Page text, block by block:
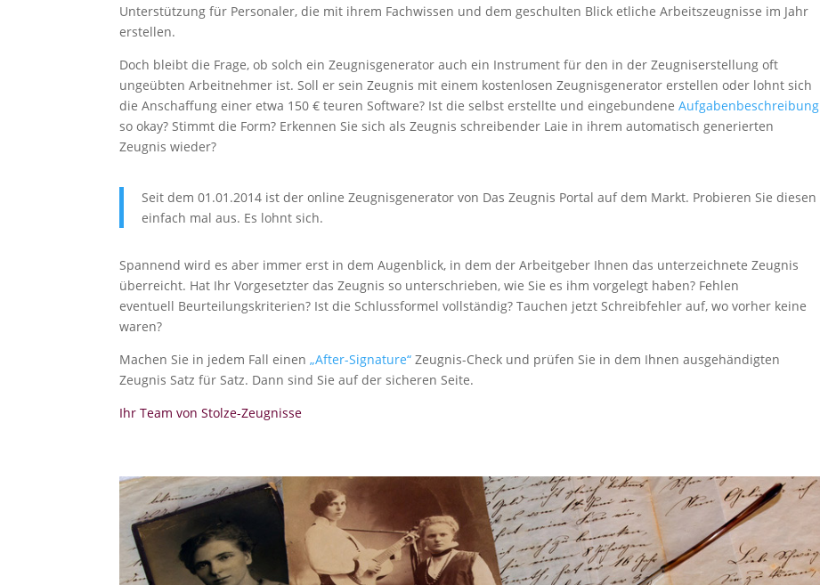
Unterstützung für Personaler, die mit ihrem Fachwissen und dem geschulten Blick etliche Arbeitszeugnisse im Jahr
erstellen.
Doch bleibt die Frage, ob solch ein Zeugnisgenerator auch ein Instrument für den in der Zeugniserstellung oft
ungeübten Arbeitnehmer ist. Soll er sein Zeugnis mit einem kostenlosen Zeugnisgenerator erstellen oder lohnt sich
die Anschaffung einer etwa 150 € teuren Software? Ist die selbst erstellte und eingebundeneAufgabenbeschreibung
so okay? Stimmt die Form? Erkennen Sie sich als Zeugnis schreibender Laie in ihrem automatisch generierten
Zeugnis wieder?
Seit dem 01.01.2014 ist der online Zeugnisgenerator von Das Zeugnis Portal auf dem Markt. Probieren Sie diesen
einfach mal aus. Es lohnt sich.
Spannend wird es aber immer erst in dem Augenblick, in dem der Arbeitgeber Ihnen das unterzeichnete Zeugnis
überreicht. Hat Ihr Vorgesetzter das Zeugnis so unterschrieben, wie Sie es ihm vorgelegt haben? Fehlen
eventuell Beurteilungskriterien? Ist die Schlussformel vollständig? Tauchen jetzt Schreibfehler auf, wo vorher keine
waren?
Machen Sie in jedem Fall einen„After-Signature“ Zeugnis-Check und prüfen Sie in dem Ihnen ausgehändigten
Zeugnis Satz für Satz. Dann sind Sie auf der sicheren Seite.
Ihr Team von Stolze-Zeugnisse